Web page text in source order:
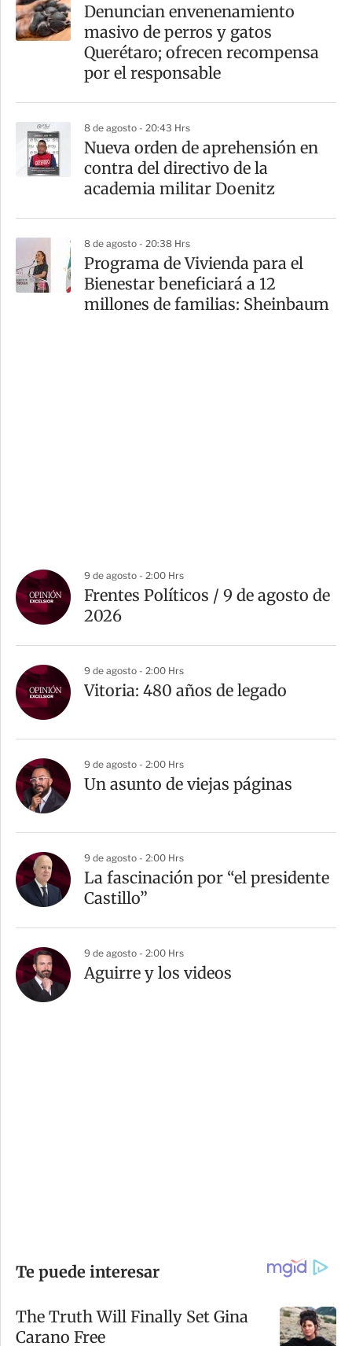
Denuncian envenenamiento
masivo de perros y gatos
Querétaro; ofrecen recompensa
por el responsable
8 de agosto - 20:43 Hrs
Nueva orden de aprehensión en
contra del directivo de la
academia militar Doenitz
8 de agosto - 20:38 Hrs
Programa de Vivienda para el
Bienestar beneficiará a 12
millones de familias: Sheinbaum
9 de agosto - 2:00 Hrs
Frentes Políticos / 9 de agosto de
2026
9 de agosto - 2:00 Hrs
Vitoria: 480 años de legado
9 de agosto - 2:00 Hrs
Un asunto de viejas páginas
9 de agosto - 2:00 Hrs
La fascinación por “el presidente
Castillo”
9 de agosto - 2:00 Hrs
Aguirre y los videos